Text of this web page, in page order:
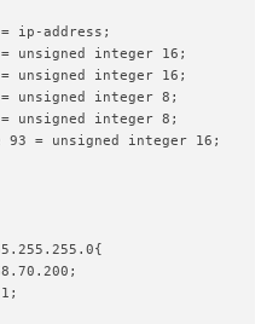
ip-address;
unsigned integer 16;
unsigned integer 16;
unsigned integer 8;
unsigned integer 8;
= unsigned integer 16;